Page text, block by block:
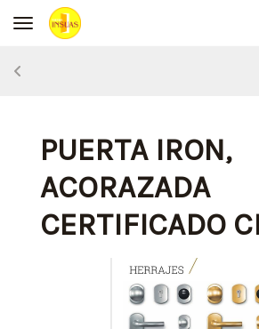
Toggle navigation
PUERTA IRON,
ACORAZADA
CERTIFICADO